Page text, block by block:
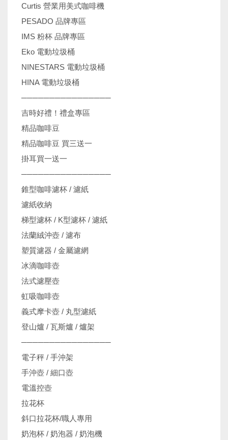
Curtis 營業用美式咖啡機
PESADO 品牌專區
IMS 粉杯 品牌專區
Eko 電動垃圾桶
NINESTARS 電動垃圾桶
HINA 電動垃圾桶
────────────────
吉時好禮！禮盒專區
精品咖啡豆
精品咖啡豆 買三送一
掛耳買一送一
────────────────
錐型咖啡濾杯 / 濾紙
濾紙收納
梯型濾杯 / K型濾杯 / 濾紙
法蘭絨沖壺 / 濾布
塑質濾器 / 金屬濾網
冰滴咖啡壺
法式濾壓壺
虹吸咖啡壺
義式摩卡壺 / 丸型濾紙
登山爐 / 瓦斯爐 / 爐架
────────────────
電子秤 / 手沖架
手沖壺 / 細口壺
電溫控壺
拉花杯
斜口拉花杯/職人專用
奶泡杯 / 奶泡器 / 奶泡機